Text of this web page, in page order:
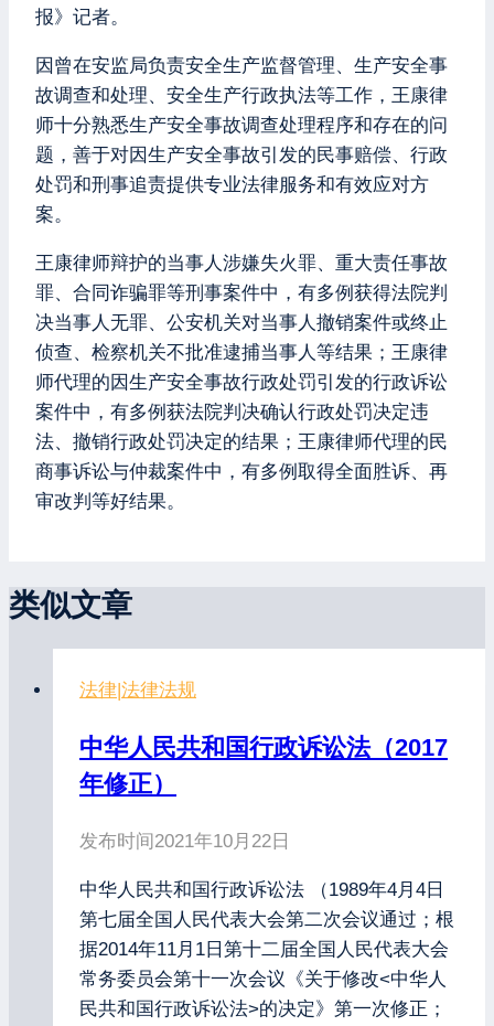
报》记者。
因曾在安监局负责安全生产监督管理、生产安全事
故调查和处理、安全生产行政执法等工作，王康律
师十分熟悉生产安全事故调查处理程序和存在的问
题，善于对因生产安全事故引发的民事赔偿、行政
处罚和刑事追责提供专业法律服务和有效应对方
案。
王康律师辩护的当事人涉嫌失火罪、重大责任事故
罪、合同诈骗罪等刑事案件中，有多例获得法院判
决当事人无罪、公安机关对当事人撤销案件或终止
侦查、检察机关不批准逮捕当事人等结果；王康律
师代理的因生产安全事故行政处罚引发的行政诉讼
案件中，有多例获法院判决确认行政处罚决定违
法、撤销行政处罚决定的结果；王康律师代理的民
商事诉讼与仲裁案件中，有多例取得全面胜诉、再
审改判等好结果。
类似文章
法律|法律法规
中华人民共和国行政诉讼法（2017
年修正）
发布时间2021年10月22日
中华人民共和国行政诉讼法 （1989年4月4日
第七届全国人民代表大会第二次会议通过；根
据2014年11月1日第十二届全国人民代表大会
常务委员会第十一次会议《关于修改<中华人
民共和国行政诉讼法>的决定》第一次修正；